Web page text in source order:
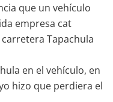
que un vehículo
empresa cat
Tapachula
en el vehículo, en
hizo que perdiera el